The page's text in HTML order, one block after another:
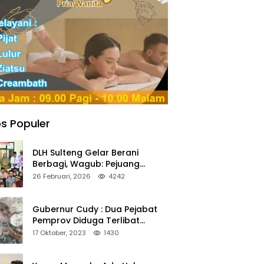
Populer
DLH Sulteng Gelar Berani
Berbagi, Wagub: Pejuang
Lingkungan Harus Jadi Teladan
26 Februari, 2026 4242
Gubernur Cudy : Dua Pejabat
Pemprov Diduga Terlibat
Asmara Terlarang Sudah di
17 Oktober, 2023 1430